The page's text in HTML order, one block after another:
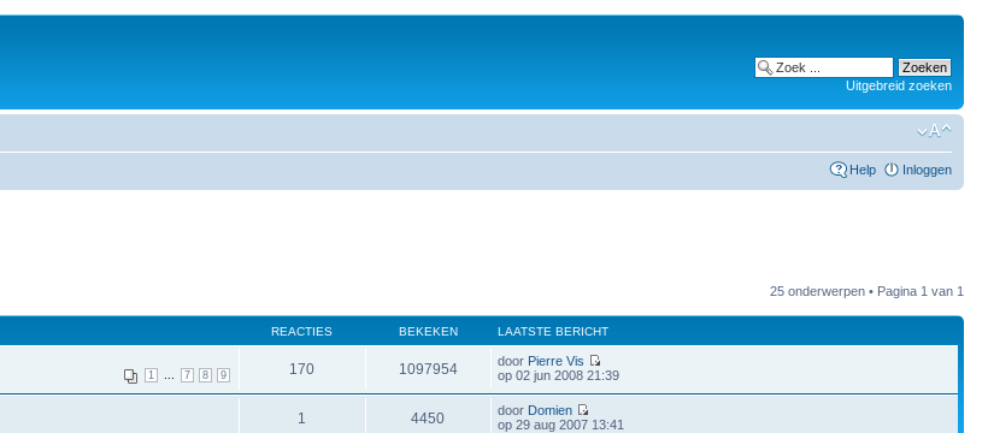
Uitgebreid zoeken
Help Inloggen
25 onderwerpen • Pagina 1 van 1
REACTIES BEKEKEN LAATSTE BERICHT
1 7 8 9 170 1097954 door Pierre Vis
op 02 jun 2008 21:39
1 4450 door Domien
op 29 aug 2007 13:41